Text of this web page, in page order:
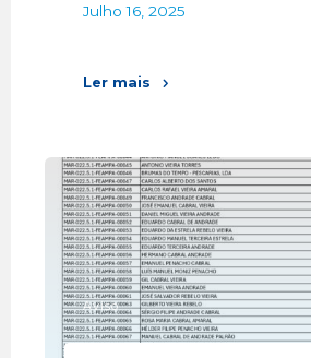
Julho 16, 2025
Ler mais
Aviso